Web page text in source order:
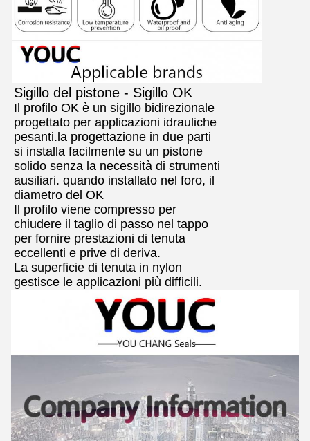
Sigillo del pistone - Sigillo OK
Il profilo OK è un sigillo bidirezionale
progettato per applicazioni idrauliche
pesanti.la progettazione in due parti
si installa facilmente su un pistone
solido senza la necessità di strumenti
ausiliari. quando installato nel foro, il
diametro del OK
Il profilo viene compresso per
chiudere il taglio di passo nel tappo
per fornire prestazioni di tenuta
eccellenti e prive di deriva.
La superficie di tenuta in nylon
gestisce le applicazioni più difficili.